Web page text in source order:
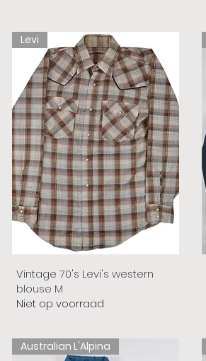
Levi
Vintage 70's Levi's western
blouse M
Niet op voorraad
Australian L'Alpina